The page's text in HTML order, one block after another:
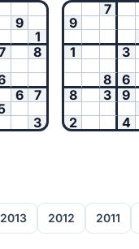
9
1
8
6
7
3
7
9
1
3
8
6
8
3 9
2
4
2013 2012 2011